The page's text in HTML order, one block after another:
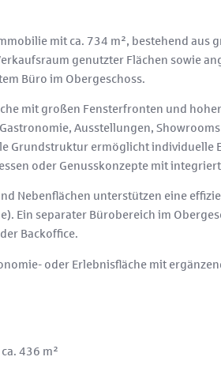
mit ca. 734 m², bestehend aus
genutzter Flächen sowie
Büro im Obergeschoss.
mit großen Fensterfronten und
Ausstellungen,
Grundstruktur ermöglicht individuelle
oder Genusskonzepte mit
Nebenflächen unterstützen eine
Ein separater Bürobereich im
Backoffice.
oder Erlebnisfläche mit
436 m²